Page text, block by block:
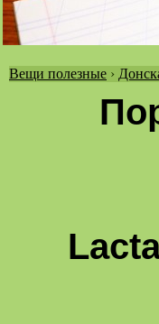
Вещи полезные ›